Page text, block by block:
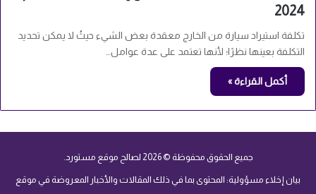
2024
تكلفة استيراد سيارة من الخارج معقدة بعض الشيء حيثُ لا يمكن تحديد
التكلفة بعينها نظرًا؛ لأنها تعتمد على عدة عوامل…
أكمل القراءة »
جميع الحقوق محفوظة © 2026 لصالح موقع مستورد.
بيان إخلاء مسؤولية: المحتوى بما في ذلك المقالات والأخبار المعروضة في موقع